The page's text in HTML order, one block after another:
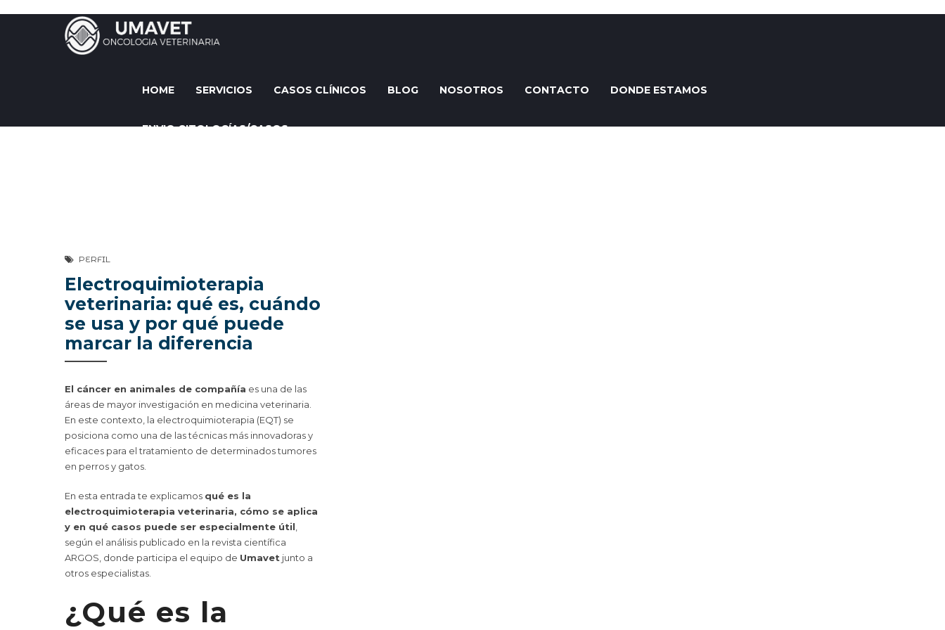
HOME SERVICIOS CASOS CLÍNICOS BLOG NOSOTROS CONTACTO DONDE ESTAMOS
ENVIO CITOLOGÍAS/CASOS
PERFIL
Electroquimioterapia
veterinaria: qué es, cuándo
se usa y por qué puede
marcar la diferencia
El cáncer en animales de compañía es una de las
áreas de mayor investigación en medicina veterinaria.
En este contexto, la electroquimioterapia (EQT) se
posiciona como una de las técnicas más innovadoras y
eficaces para el tratamiento de determinados tumores
en perros y gatos.
En esta entrada te explicamos qué es la
electroquimioterapia veterinaria, cómo se aplica
y en qué casos puede ser especialmente útil
según el análisis publicado en la revista científica
ARGOS, donde participa el equipo de Umavet junto a
otros especialistas.
¿Qué es la